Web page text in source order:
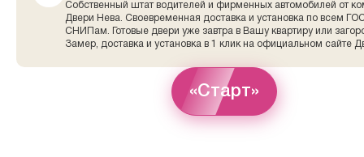
Собственный штат водителей и фирменных автомобилей от
Двери Нева. Своевременная доставка и установка по всем
СНИПам. Готовые двери уже завтра в Вашу квартиру или
Замер, доставка и установка в 1 клик на официальном сайте
«Старт»